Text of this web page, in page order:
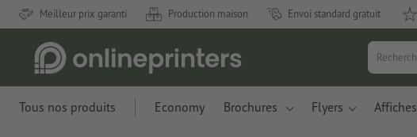
Meilleur prix garanti Production maison Envoi standard gratuit
Tous nos produits Economy Brochures Flyers Affiches